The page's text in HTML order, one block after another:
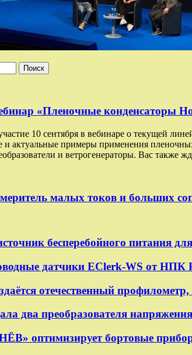
«Пленочные конденсаторы
10 сентября в вебинаре о текущей
актуальные примеры применения
и ветрогенераторы. Вас также
малых токов и больших
бесперебойного питания
датчики EClerk-WS от НПК
отечественный
два преобразователя
оптимизирует бортовые